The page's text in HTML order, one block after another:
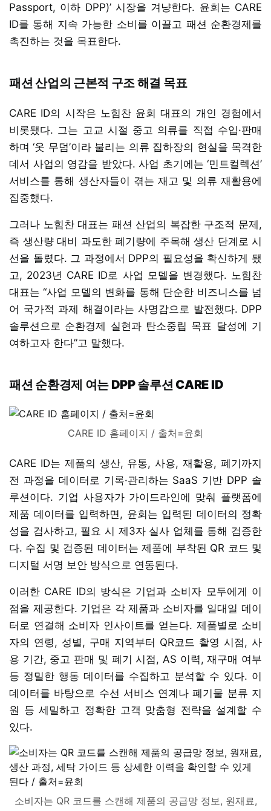
Passport, 이하 DPP)’ 시장을 겨냥한다. 윤회는 CARE
ID를 통해 지속 가능한 소비를 이끌고 패션 순환경제를
촉진하는 것을 목표한다.
패션 산업의 근본적 구조 해결 목표
CARE ID의 시작은 노힘찬 윤회 대표의 개인 경험에서
비롯됐다. 그는 고교 시절 중고 의류를 직접 수입·판매
하며 ‘옷 무덤’이라 불리는 의류 집하장의 현실을 목격한
데서 사업의 영감을 받았다. 사업 초기에는 ‘민트컬렉션’
서비스를 통해 생산자들이 겪는 재고 및 의류 재활용에
집중했다.
그러나 노힘찬 대표는 패션 산업의 복잡한 구조적 문제,
즉 생산량 대비 과도한 폐기량에 주목해 생산 단계로 시
선을 돌렸다. 그 과정에서 DPP의 필요성을 확신하게 됐
고, 2023년 CARE ID로 사업 모델을 변경했다. 노힘찬
대표는 “사업 모델의 변화를 통해 단순한 비즈니스를 넘
어 국가적 과제 해결이라는 사명감으로 발전했다. DPP
솔루션으로 순환경제 실현과 탄소중립 목표 달성에 기
여하고자 한다”고 말했다.
패션 순환경제 여는 DPP 솔루션 CARE ID
CARE ID 홈페이지 / 출처=윤회
CARE ID는 제품의 생산, 유통, 사용, 재활용, 폐기까지
전 과정을 데이터로 기록·관리하는 SaaS 기반 DPP 솔
루션이다. 기업 사용자가 가이드라인에 맞춰 플랫폼에
제품 데이터를 입력하면, 윤회는 입력된 데이터의 정확
성을 검사하고, 필요 시 제3자 실사 업체를 통해 검증한
다. 수집 및 검증된 데이터는 제품에 부착된 QR 코드 및
디지털 서명 보안 방식으로 연동된다.
이러한 CARE ID의 방식은 기업과 소비자 모두에게 이
점을 제공한다. 기업은 각 제품과 소비자를 일대일 데이
터로 연결해 소비자 인사이트를 얻는다. 제품별로 소비
자의 연령, 성별, 구매 지역부터 QR코드 촬영 시점, 사
용 기간, 중고 판매 및 폐기 시점, AS 이력, 재구매 여부
등 정밀한 행동 데이터를 수집하고 분석할 수 있다. 이
데이터를 바탕으로 수선 서비스 연계나 폐기물 분류 지
원 등 세밀하고 정확한 고객 맞춤형 전략을 설계할 수
있다.
소비자는 QR 코드를 스캔해 제품의 공급망 정보, 원재료,